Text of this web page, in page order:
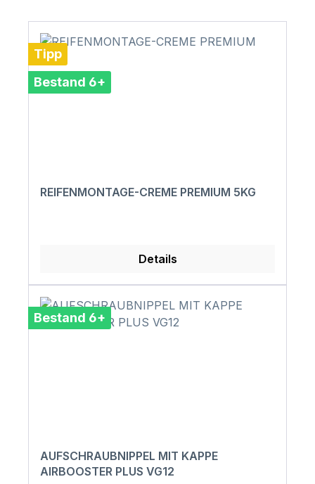
Tipp
Bestand 6+
REIFENMONTAGE-CREME PREMIUM 5KG
Details
Bestand 6+
AUFSCHRAUBNIPPEL MIT KAPPE
AIRBOOSTER PLUS VG12